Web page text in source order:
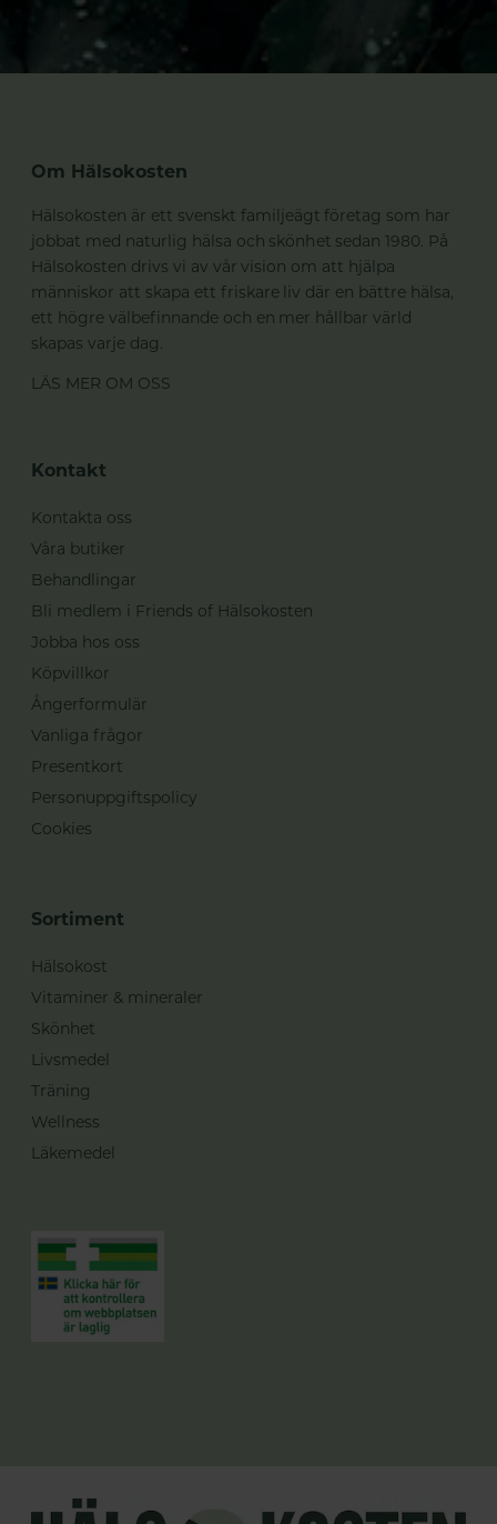
Om Hälsokosten
Hälsokosten är ett svenskt familjeägt företag som har
jobbat med naturlig hälsa och skönhet sedan 1980. På
Hälsokosten drivs vi av vår vision om att hjälpa
människor att skapa ett friskare liv där en bättre hälsa,
ett högre välbefinnande och en mer hållbar värld
skapas varje dag.
LÄS MER OM OSS
Kontakt
Kontakta oss
Våra butiker
Behandlingar
Bli medlem i Friends of Hälsokosten
Jobba hos oss
Köpvillkor
Ångerformulär
Vanliga frågor
Presentkort
Personuppgiftspolicy
Cookies
Sortiment
Hälsokost
Vitaminer & mineraler
Skönhet
Livsmedel
Träning
Wellness
Läkemedel